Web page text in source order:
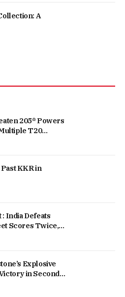
A
205* Powers
T20
KKR in
India Defeats
Scores Twice,
Win
Explosive
in Second